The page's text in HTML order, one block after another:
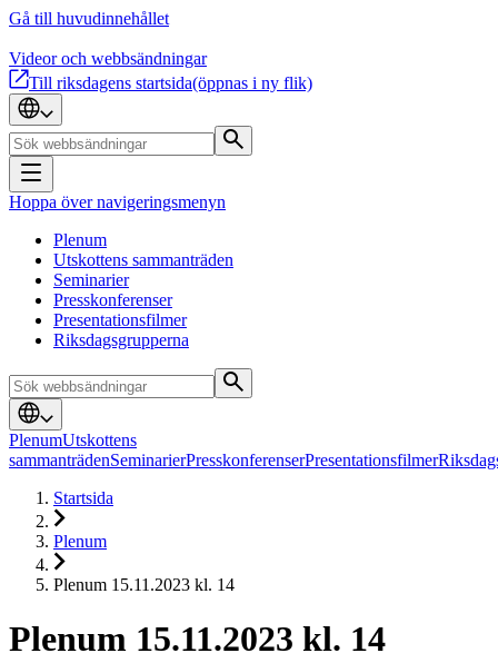
Gå till huvudinnehållet
Videor och webbsändningar
Till riksdagens startsida(öppnas i ny flik)
Hoppa över navigeringsmenyn
Plenum
Utskottens sammanträden
Seminarier
Presskonferenser
Presentationsfilmer
Riksdagsgrupperna
PlenumUtskottens
sammanträdenSeminarierPresskonferenserPresentationsfilmer
Startsida
Plenum
Plenum 15.11.2023 kl. 14
Plenum 15.11.2023 kl. 14